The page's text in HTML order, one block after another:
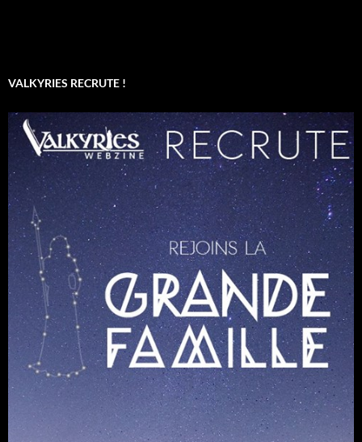
VALKYRIES RECRUTE !